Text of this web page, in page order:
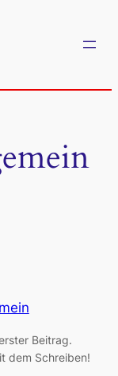
Beitrag.
dem Schreiben!